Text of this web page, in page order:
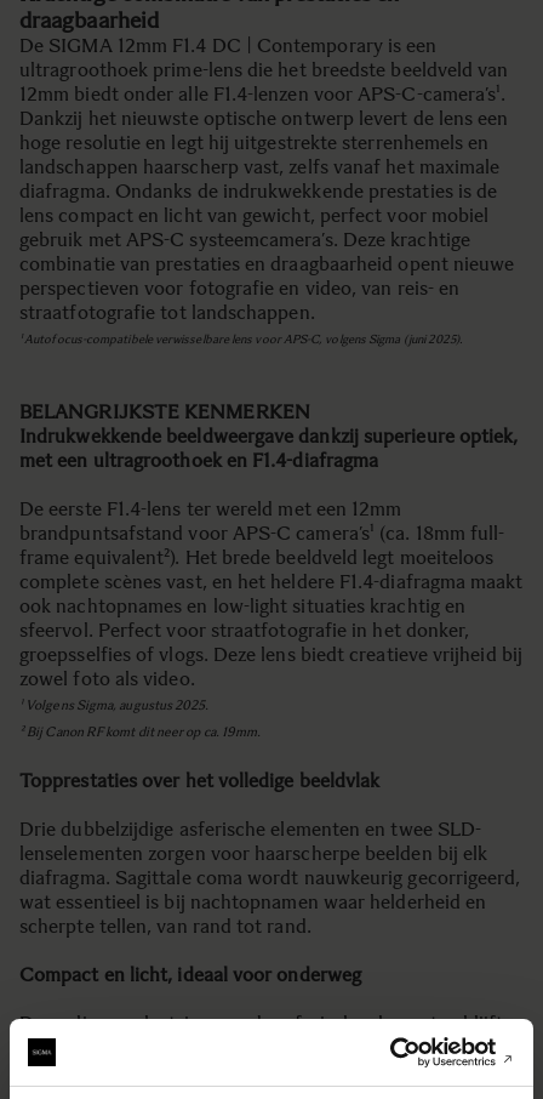
draagbaarheid
De SIGMA 12mm F1.4 DC | Contemporary is een
ultragroothoek prime-lens die het breedste beeldveld van
12mm biedt onder alle F1.4-lenzen voor APS-C-camera’s¹.
Dankzij het nieuwste optische ontwerp levert de lens een
hoge resolutie en legt hij uitgestrekte sterrenhemels en
landschappen haarscherp vast, zelfs vanaf het maximale
diafragma. Ondanks de indrukwekkende prestaties is de
lens compact en licht van gewicht, perfect voor mobiel
gebruik met APS-C systeemcamera’s. Deze krachtige
combinatie van prestaties en draagbaarheid opent nieuwe
perspectieven voor fotografie en video, van reis- en
straatfotografie tot landschappen.
¹ Autofocus-compatibele verwisselbare lens voor APS-C, volgens Sigma (juni 2025).
BELANGRIJKSTE KENMERKEN
Indrukwekkende beeldweergave dankzij superieure optiek,
met een ultragroothoek en F1.4-diafragma
De eerste F1.4-lens ter wereld met een 12mm
brandpuntsafstand voor APS-C camera’s¹ (ca. 18mm full-
frame equivalent²). Het brede beeldveld legt moeiteloos
complete scènes vast, en het heldere F1.4-diafragma maakt
ook nachtopnames en low-light situaties krachtig en
sfeervol. Perfect voor straatfotografie in het donker,
groepsselfies of vlogs. Deze lens biedt creatieve vrijheid bij
zowel foto als video.
¹ Volgens Sigma, augustus 2025.
² Bij Canon RF komt dit neer op ca. 19mm.
Topprestaties over het volledige beeldvlak
Drie dubbelzijdige asferische elementen en twee SLD-
lenselementen zorgen voor haarscherpe beelden bij elk
diafragma. Sagittale coma wordt nauwkeurig gecorrigeerd,
wat essentieel is bij nachtopnamen waar helderheid en
scherpte tellen, van rand tot rand.
Compact en licht, ideaal voor onderweg
Door slimme plaatsing van de asferische elementen blijft
het ontwerp compact: slechts 69,4 mm lang en 225 gram¹.
Ideaal voor reizen, straatfotografie en gebruik met gimbals